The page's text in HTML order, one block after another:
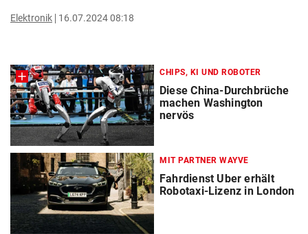
Elektronik 16.07.2024 08:18
CHIPS, KI UND ROBOTER
Diese China-Durchbrüche
machen Washington
nervös
MIT PARTNER WAYVE
Fahrdienst Uber erhält
Robotaxi-Lizenz in London